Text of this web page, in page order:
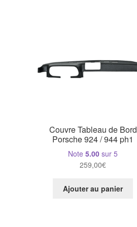
Couvre Tableau de Bord
Porsche 924 / 944 ph1
Note5.00 sur 5
259,00€
Ajouter au panier